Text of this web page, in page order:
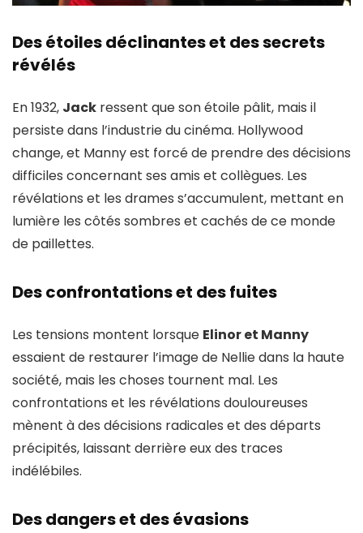
Des étoiles déclinantes et des secrets
révélés
En 1932, Jack ressent que son étoile pâlit, mais il
persiste dans l’industrie du cinéma. Hollywood
change, et Manny est forcé de prendre des décisions
difficiles concernant ses amis et collègues. Les
révélations et les drames s’accumulent, mettant en
lumière les côtés sombres et cachés de ce monde
de paillettes.
Des confrontations et des fuites
Les tensions montent lorsque Elinor et Manny
essaient de restaurer l’image de Nellie dans la haute
société, mais les choses tournent mal. Les
confrontations et les révélations douloureuses
mènent à des décisions radicales et des départs
précipités, laissant derrière eux des traces
indélébiles.
Des dangers et des évasions